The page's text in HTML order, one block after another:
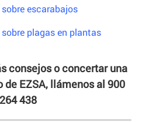
escarabajos
plagas en plantas
consejos o concertar una
EZSA, llámenos al 900
264 438